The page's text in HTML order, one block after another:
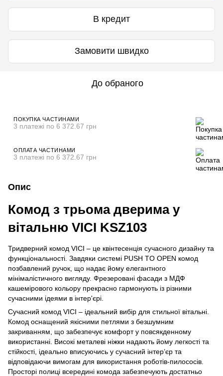
В кредит
Замовити швидко
До обраного
ПОКУПКА ЧАСТИНАМИ
3 платежі по 6 372.67 грн
ОПЛАТА ЧАСТИНАМИ
3 платежі по 6 372.67 грн
Опис
Комод з трьома дверима у
вітальню VICI KSZ103
Тридверний комод VICI – це квінтесенція сучасного дизайну та
функціональності. Завдяки системі PUSH TO OPEN комод
позбавлений ручок, що надає йому елегантного
мінімалістичного вигляду. Фрезеровані фасади з МДФ
кашемірового кольору прекрасно гармонують із різними
сучасними ідеями в інтер'єрі.
Сучасний комод VICI – ідеальний вибір для стильної вітальні.
Комод оснащений якісними петлями з безшумним
закриванням, що забезпечує комфорт у повсякденному
використанні. Високі металеві ніжки надають йому легкості та
стійкості, ідеально вписуючись у сучасний інтер’єр та
відповідаючи вимогам для використання роботів-пилососів.
Просторі полиці всередині комода забезпечують достатньо